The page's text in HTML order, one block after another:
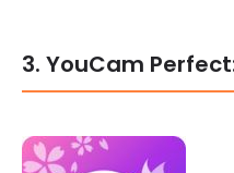
3. YouCam